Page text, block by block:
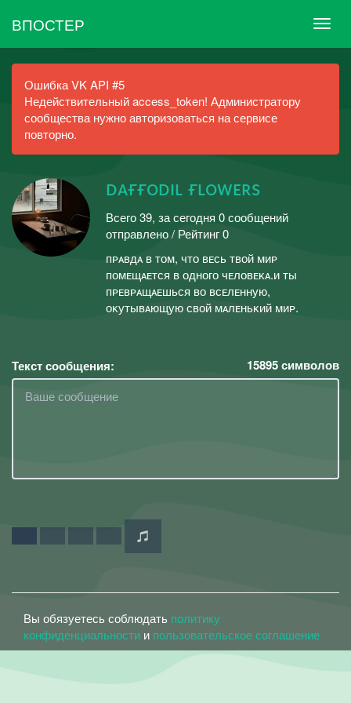
ВПОСТЕР
Ошибка VK API #5
Недействительный access_token! Администратору
сообщества нужно авторизоваться на сервисе
повторно.
ᴅᴀғғᴏᴅɪʟ ғʟᴏᴡᴇʀs
Всего 39, за сегодня 0 сообщений
отправлено / Рейтинг 0
пᴘᴀʙдᴀ ʙ тᴏм, чтᴏ ʙᴇᴄь тʙᴏй миᴘ
пᴏмᴇщᴀᴇтᴄя ʙ ᴏдʜᴏгᴏ чᴇлᴏʙᴇᴋᴀ.ㅤㅤㅤㅤи ты
пᴘᴇʙᴘᴀщᴀᴇшьᴄя ʙᴏ ʙᴄᴇлᴇʜʜую,
ᴏᴋутыʙᴀющую ᴄʙᴏй мᴀлᴇʜьᴋий миᴘ.
Текст сообщения: 15895символов
Вы обязуетесь соблюдать политику
конфиденциальности и пользовательское соглашение